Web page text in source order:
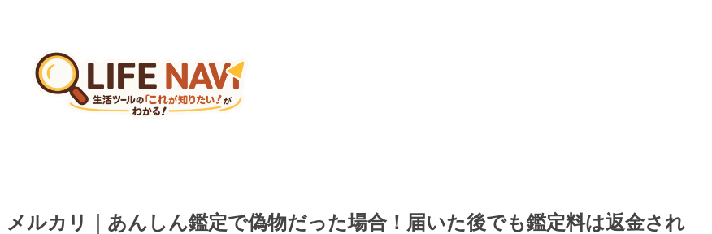
メルカリ｜あんしん鑑定で偽物だった場合！届いた後でも鑑定料は返金され